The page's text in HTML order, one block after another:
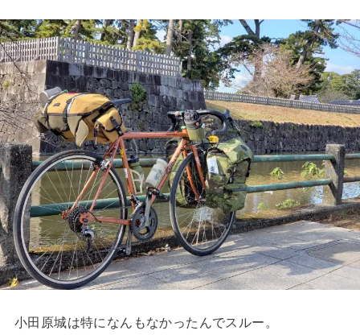
小田原城は特になんもなかったんでスルー。